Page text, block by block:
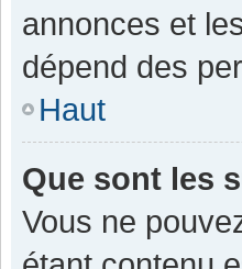
annonces et
dépend des
Haut
Que sont les
Vous ne